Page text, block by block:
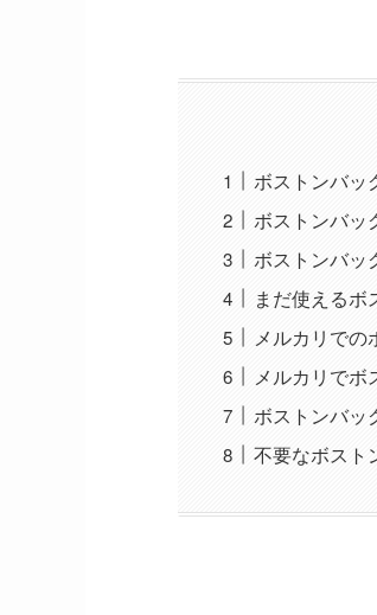
ボストンバッ
ボストンバッ
ボストンバッ
まだ使えるボ
メルカリで
メルカリで
ボストンバッ
不要なボスト